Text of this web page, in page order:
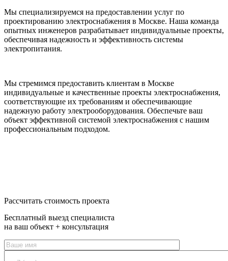
Мы специализируемся на предоставлении услуг по
проектированию электроснабжения в Москве. Наша команда
опытных инженеров разрабатывает индивидуальные проекты,
обеспечивая надежность и эффективность системы
электропитания.
Мы стремимся предоставить клиентам в Москве
индивидуальные и качественные проекты электроснабжения,
соответствующие их требованиям и обеспечивающие
надежную работу электрооборудования. Обеспечьте ваш
объект эффективной системой электроснабжения с нашим
профессиональным подходом.
Рассчитать стоимость проекта
Бесплатный выезд специалиста
на ваш объект + консультация